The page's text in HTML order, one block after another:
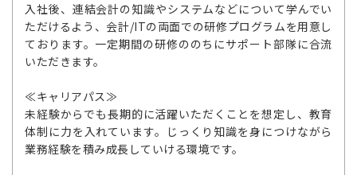
入社後、連結会計の知識やシステムなどについて学んでい
ただけるよう、会計/ITの両面での研修プログラムを用意し
ております。一定期間の研修ののちにサポート部隊に合流
いただきます。
≪キャリアパス≫
未経験からでも長期的に活躍いただくことを想定し、教育
体制に力を入れています。じっくり知識を身につけながら
業務経験を積み成長していける環境です。